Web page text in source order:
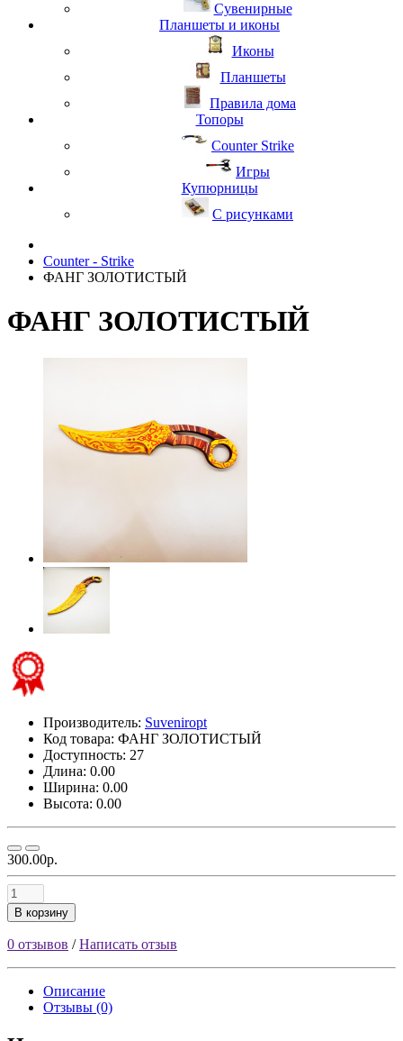
Сувенирные
Планшеты и иконы
Иконы
Планшеты
Правила дома
Топоры
Counter Strike
Игры
Купюрницы
С рисунками
Counter - Strike
ФАНГ ЗОЛОТИСТЫЙ
ФАНГ ЗОЛОТИСТЫЙ
Производитель: Suveniropt
Код товара: ФАНГ ЗОЛОТИСТЫЙ
Доступность: 27
Длина: 0.00
Ширина: 0.00
Высота: 0.00
300.00р.
В корзину
0 отзывов /Написать отзыв
Описание
Отзывы (0)